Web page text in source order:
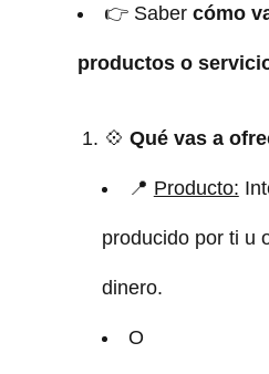
👉 Saber cómo
productos o
💠 Qué vas a
📍 Producto:
producido por ti u
dinero.
O